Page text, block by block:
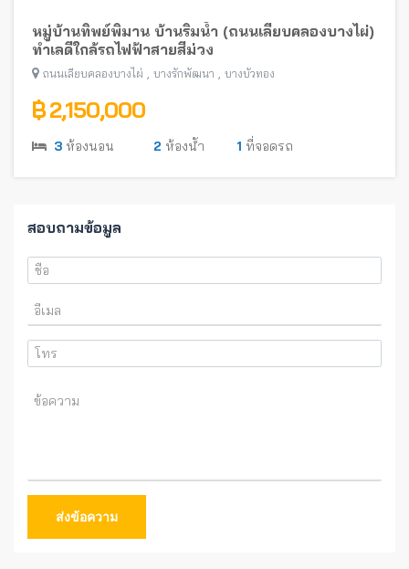
หมู่บ้านทิพย์พิมาน บ้านริมน้ำ (ถนนเลียบคลองบางไผ่)
ทำเลดีใกล้รถไฟฟ้าสายสีม่วง
ถนนเลียบคลองบางไผ่ บางรักพัฒนา บางบัวทอง
฿ 2,150,000
3 ห้องนอน 2 ห้องน้ำ 1 ที่จอดรถ
สอบถามข้อมูล
ส่งข้อความ